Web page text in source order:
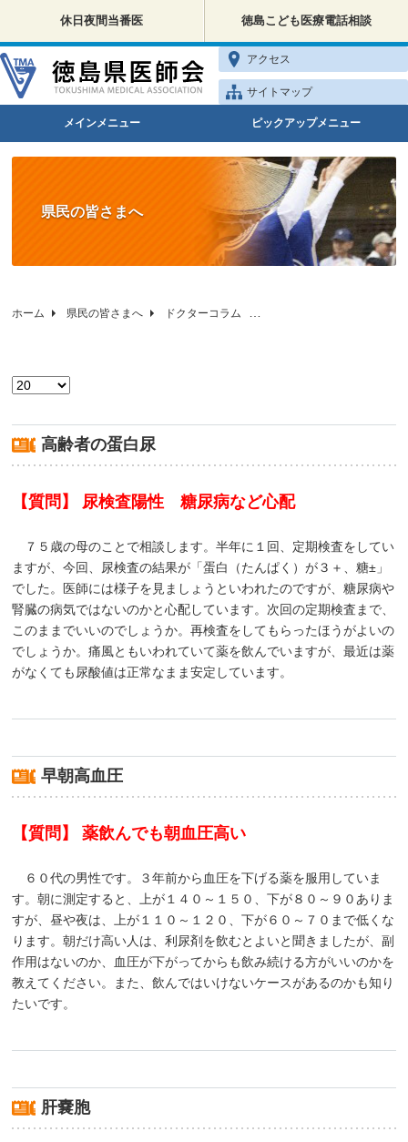
休日夜間当番医 徳島こども医療電話相談
アクセス
サイトマップ
メインメニュー ピックアップメニュー
県民の皆さまへ
ホーム 県民の皆さまへ ドクターコラム
表示数
高齢者の蛋白尿
【質問】 尿検査陽性 糖尿病など心配
７５歳の母のことで相談します。半年に１回、定期検査をしてい
ますが、今回、尿検査の結果が「蛋白（たんぱく）が３＋、糖±」
でした。医師には様子を見ましょうといわれたのですが、糖尿病や
腎臓の病気ではないのかと心配しています。次回の定期検査まで、
このままでいいのでしょうか。再検査をしてもらったほうがよいの
でしょうか。痛風ともいわれていて薬を飲んでいますが、最近は薬
がなくても尿酸値は正常なまま安定しています。
早朝高血圧
【質問】 薬飲んでも朝血圧高い
６０代の男性です。３年前から血圧を下げる薬を服用していま
す。朝に測定すると、上が１４０～１５０、下が８０～９０ありま
すが、昼や夜は、上が１１０～１２０、下が６０～７０まで低くな
ります。朝だけ高い人は、利尿剤を飲むとよいと聞きましたが、副
作用はないのか、血圧が下がってからも飲み続ける方がいいのかを
教えてください。また、飲んではいけないケースがあるのかも知り
たいです。
肝嚢胞